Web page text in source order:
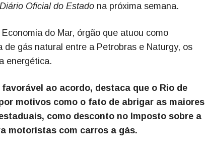
Diário Oficial do Estado na próxima semana.
do Mar, órgão que atuou como
gás natural entre a Petrobras e Naturgy, os
energética.
ao acordo, destaca que o Rio de
motivos como o fato de abrigar as maiores
como desconto no Imposto sobre a
motoristas com carros a gás.